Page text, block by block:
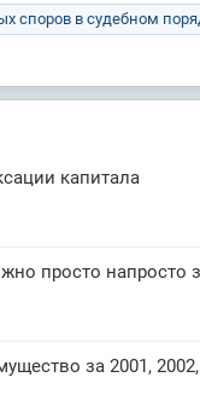
споров в судебном
капитала
просто напросто
за 2001,